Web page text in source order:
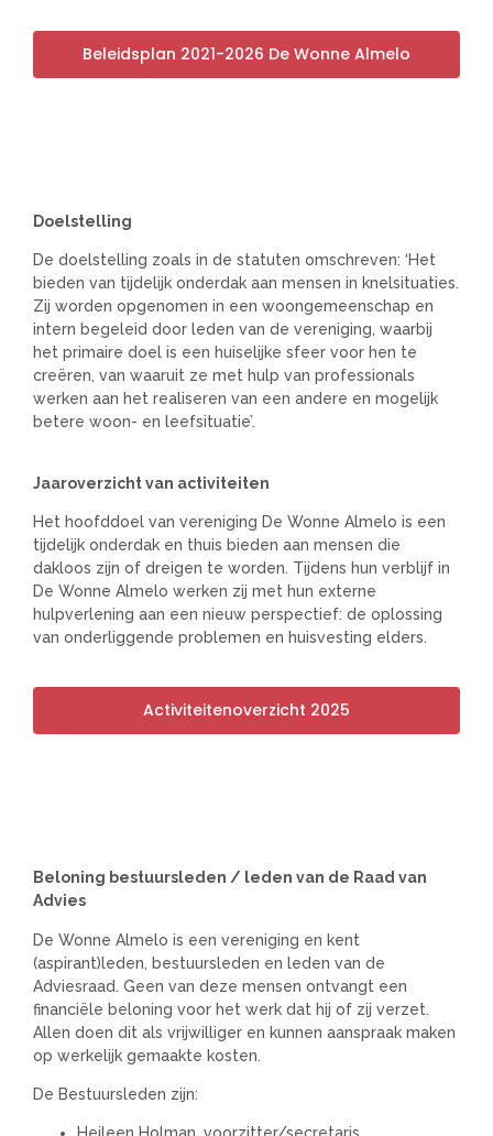
Beleidsplan 2021-2026 De Wonne Almelo
Doelstelling
De doelstelling zoals in de statuten omschreven: ‘Het
bieden van tijdelijk onderdak aan mensen in knelsituaties.
Zij worden opgenomen in een woongemeenschap en
intern begeleid door leden van de vereniging, waarbij
het primaire doel is een huiselijke sfeer voor hen te
creëren, van waaruit ze met hulp van professionals
werken aan het realiseren van een andere en mogelijk
betere woon- en leefsituatie’.
Jaaroverzicht van activiteiten
Het hoofddoel van vereniging De Wonne Almelo is een
tijdelijk onderdak en thuis bieden aan mensen die
dakloos zijn of dreigen te worden. Tijdens hun verblijf in
De Wonne Almelo werken zij met hun externe
hulpverlening aan een nieuw perspectief: de oplossing
van onderliggende problemen en huisvesting elders.
Activiteitenoverzicht 2025
Beloning bestuursleden / leden van de Raad van
Advies
De Wonne Almelo is een vereniging en kent
(aspirant)leden, bestuursleden en leden van de
Adviesraad. Geen van deze mensen ontvangt een
financiële beloning voor het werk dat hij of zij verzet.
Allen doen dit als vrijwilliger en kunnen aanspraak maken
op werkelijk gemaakte kosten.
De Bestuursleden zijn: